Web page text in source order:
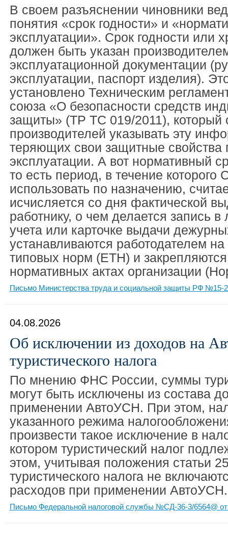
В своем разъяснении чиновники
понятия «срок годности» и
эксплуатации». Срок годности или
должен быть указан
эксплуатационной документации
эксплуатации, паспорт изделия).
установлено Техническим
союза «О безопасности средств
защиты» (ТР ТС 019/2011), который
производителей указывать эту
теряющих свои защитные свойства
эксплуатации. А вот нормативный
то есть период, в течение
использовать по назначению,
исчисляется со дня фактической
работнику, о чем делается запись в
учета или карточке выдачи
устанавливаются работодателем
типовых норм (ЕТН) и
нормативных актах организации
Письмо Министерства труда и социальной защиты РФ №15-
04.08.2026
Об исключении из доходов на
туристического налога
По мнению ФНС России, суммы
могут быть исключены из состава
применении АвтоУСН. При этом,
указанного режима
произвести такое исключение в
котором туристический налог
этом, учитывая положения статьи
туристического налога не
расходов при применении АвтоУСН.
Письмо Федеральной налоговой службы №СД-36-3/6564@ от